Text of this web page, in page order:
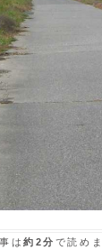
は約2分 で読め